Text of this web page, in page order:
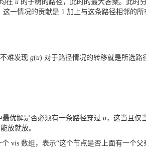
在 u 的子树的路径，此时的最大答案。此时
一情况的贡献是 1 加上与这条路径相邻的所
难发现 g(u) 对于路径情况的转移就是所选路
优解是否必须有一条路径穿过 u，这当且仅
放就放。
vis 数组，表示“这个节点是否上面有一个